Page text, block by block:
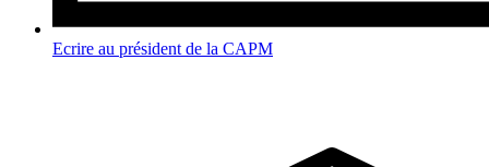
Ecrire au président de la CAPM